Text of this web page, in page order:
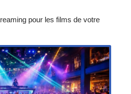
pour les films de votre